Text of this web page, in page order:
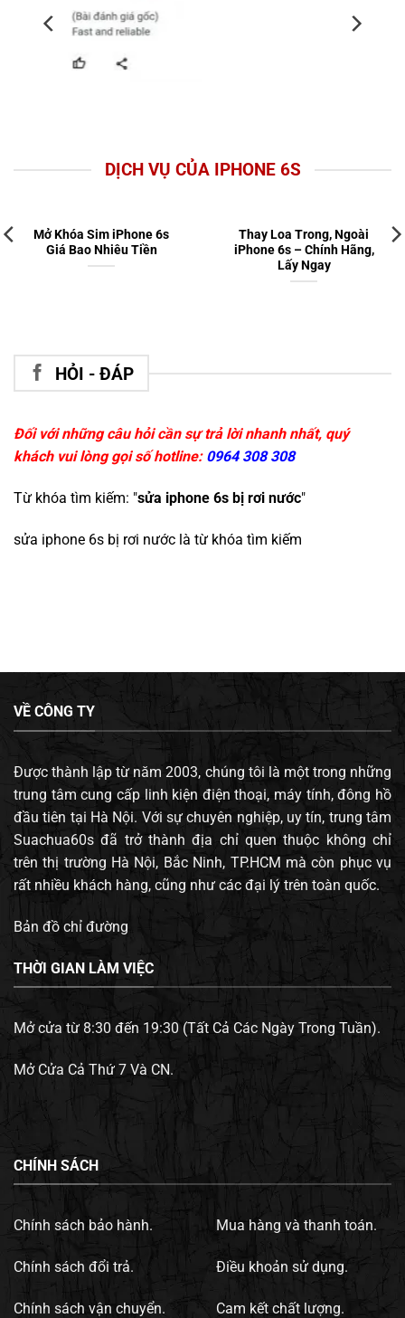
DỊCH VỤ CỦA IPHONE 6S
Mở Khóa Sim iPhone 6s
Giá Bao Nhiêu Tiền
Thay Loa Trong, Ngoài
iPhone 6s – Chính Hãng,
Lấy Ngay
HỎI - ĐÁP
Đối với những câu hỏi cần sự trả lời nhanh nhất, quý
khách vui lòng gọi số hotline: 0964 308 308
Từ khóa tìm kiếm: "sửa iphone 6s bị rơi nước"
sửa iphone 6s bị rơi nước là từ khóa tìm kiếm
VỀ CÔNG TY
Được thành lập từ năm 2003, chúng tôi là một trong những
trung tâm cung cấp linh kiện điện thoại, máy tính, đông hồ
đầu tiên tại Hà Nội. Với sự chuyên nghiệp, uy tín, trung tâm
Suachua60s đã trở thành địa chỉ quen thuộc không chỉ
trên thị trường Hà Nội, Bắc Ninh, TP.HCM mà còn phục vụ
rất nhiều khách hàng, cũng như các đại lý trên toàn quốc.
Bản đồ chỉ đường
THỜI GIAN LÀM VIỆC
Mở cửa từ 8:30 đến 19:30 (Tất Cả Các Ngày Trong Tuần).
Mở Cửa Cả Thứ 7 Và CN.
CHÍNH SÁCH
Chính sách bảo hành.
Chính sách đổi trả.
Chính sách vận chuyển.
Mua hàng và thanh toán.
Điều khoản sử dụng.
Cam kết chất lượng.